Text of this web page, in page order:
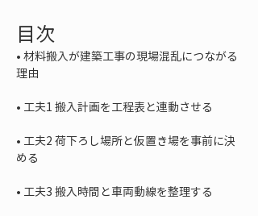
目次
• 材料搬入が建築工事の現場混乱につながる
•
• 工夫2 荷下ろし場所と仮置き場を事前に決
•